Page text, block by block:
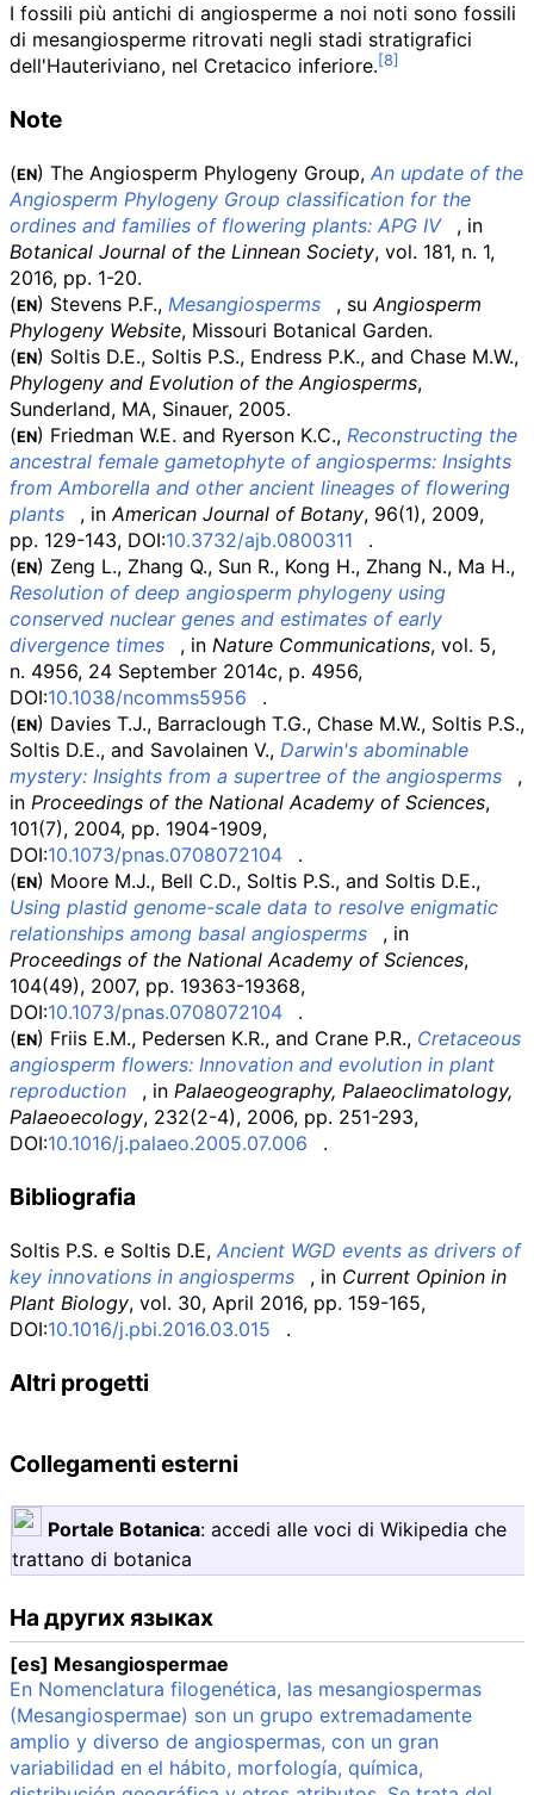
I fossili più antichi di angiosperme a noi noti sono fossili
di mesangiosperme ritrovati negli stadi stratigrafici
dell'Hauteriviano, nel Cretacico inferiore.
Note
(EN) The Angiosperm Phylogeny Group, An update of the
Angiosperm Phylogeny Group classification for the
ordines and families of flowering plants: APG IV
, in
Botanical Journal of the Linnean Society, vol. 181, n. 1,
2016, pp. 1-20.
(EN) Stevens P.F., Mesangiosperms , suAngiosperm
Phylogeny Website, Missouri Botanical Garden.
(EN) Soltis D.E., Soltis P.S., Endress P.K., and Chase M.W.,
Phylogeny and Evolution of the Angiosperms,
Sunderland, MA, Sinauer, 2005.
(EN) Friedman W.E. and Ryerson K.C., Reconstructing the
ancestral female gametophyte of angiosperms: Insights
from Amborella and other ancient lineages of flowering
plants
, inAmerican Journal of Botany, 96(1), 2009,
pp. 129-143, DOI:10.3732/ajb.0800311
.
(EN) Zeng L., Zhang Q., Sun R., Kong H., Zhang N., Ma H.,
Resolution of deep angiosperm phylogeny using
conserved nuclear genes and estimates of early
divergence times
, in Nature Communications, vol. 5,
n. 4956, 24 September 2014c, p. 4956,
DOI:10.1038/ncomms5956
.
(EN) Davies T.J., Barraclough T.G., Chase M.W., Soltis P.S.,
Soltis D.E., and Savolainen V., Darwin's abominable
mystery: Insights from a supertree of the angiosperms
,
in Proceedings of the National Academy of Sciences,
101(7), 2004, pp. 1904-1909,
DOI:10.1073/pnas.0708072104
.
(EN) Moore M.J., Bell C.D., Soltis P.S., and Soltis D.E.,
Using plastid genome-scale data to resolve enigmatic
relationships among basal angiosperms
, in
Proceedings of the National Academy of Sciences,
104(49), 2007, pp. 19363-19368,
DOI:10.1073/pnas.0708072104
.
(EN) Friis E.M., Pedersen K.R., and Crane P.R., Cretaceous
angiosperm flowers: Innovation and evolution in plant
reproduction
, in Palaeogeography, Palaeoclimatology,
Palaeoecology, 232(2-4), 2006, pp. 251-293,
DOI:10.1016/j.palaeo.2005.07.006 .
Bibliografia
Soltis P.S. e Soltis D.E, Ancient WGD events as drivers of
key innovations in angiosperms
, in Current Opinion in
Plant Biology, vol. 30, April 2016, pp. 159-165,
DOI:10.1016/j.pbi.2016.03.015 .
Altri progetti
Collegamenti esterni
Portale Botanica: accedi alle voci di Wikipedia che
trattano di botanica
На других языках
[es] Mesangiospermae
En Nomenclatura filogenética, las mesangiospermas
(Mesangiospermae) son un grupo extremadamente
amplio y diverso de angiospermas, con un gran
variabilidad en el hábito, morfología, química,